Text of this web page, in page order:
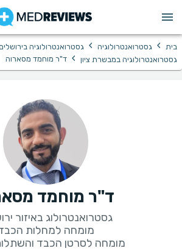
בית › גסטרואנטרולוגיה › גסטרואנטרולוגיה
גסטרואנטרולוגיה במבשרת ציון › ד"ר מוחמד מסארוה
ד"ר מוחמד
מומחה לסרטן הכבד